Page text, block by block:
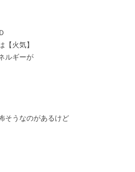
【火気】
ルギーが
そうなのがあるけど